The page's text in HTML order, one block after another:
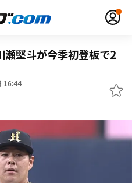
堅斗が今季初登板で2
16:44